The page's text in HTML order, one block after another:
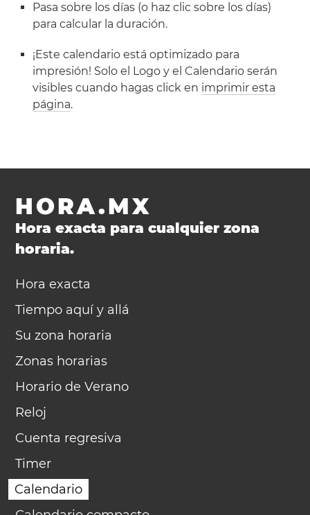
Pasa sobre los días (o haz clic sobre los días)
para calcular la duración.
¡Este calendario está optimizado para
impresión! Solo el Logo y el Calendario serán
visibles cuando hagas click en imprimir esta
página.
HORA.MX
Hora exacta para cualquier zona
horaria.
Hora exacta
Tiempo aquí y allá
Su zona horaria
Zonas horarias
Horario de Verano
Reloj
Cuenta regresiva
Timer
Calendario